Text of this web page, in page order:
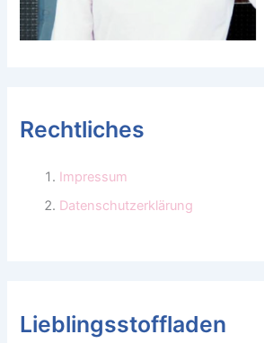
Rechtliches
Impressum
Datenschutzerklärung
Lieblingsstoffladen